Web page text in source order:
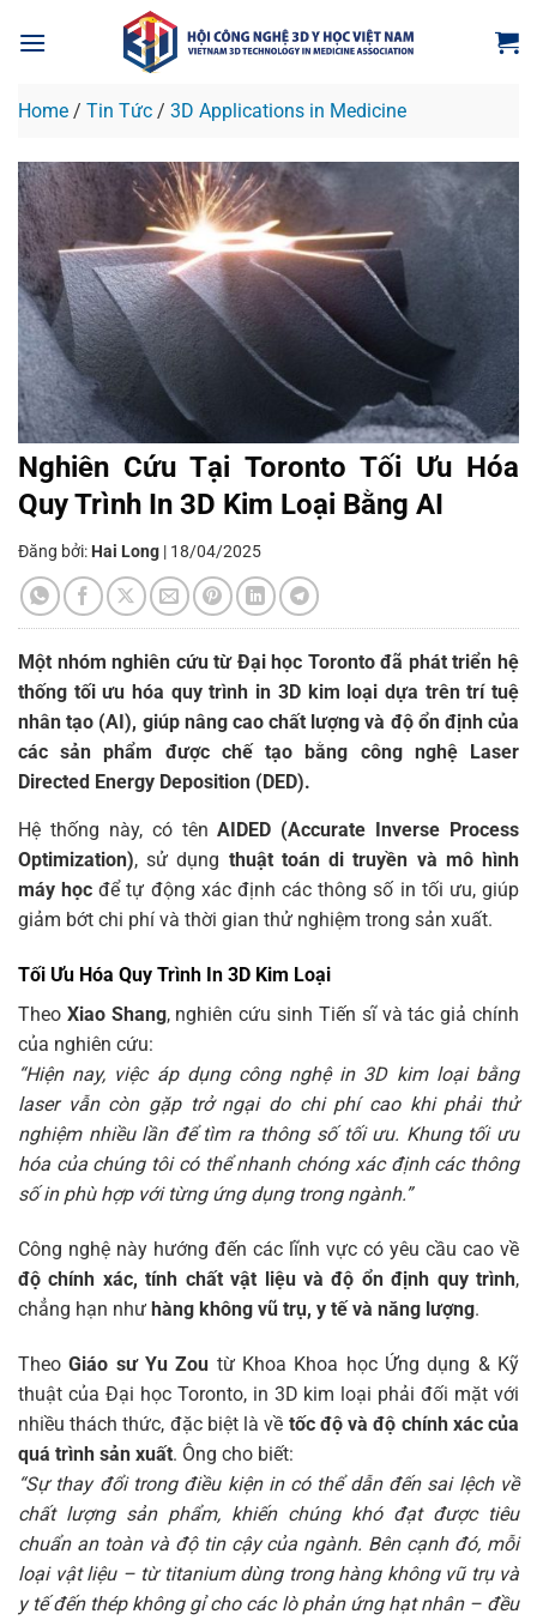
Home / Tin Tức / 3D Applications in Medicine
Nghiên Cứu Tại Toronto Tối Ưu Hóa
Quy Trình In 3D Kim Loại Bằng AI
Đăng bởi: Hai Long | 18/04/2025
Một nhóm nghiên cứu từ Đại học Toronto đã phát triển hệ
thống tối ưu hóa quy trình in 3D kim loại dựa trên trí tuệ
nhân tạo (AI), giúp nâng cao chất lượng và độ ổn định của
các sản phẩm được chế tạo bằng công nghệ Laser
Directed Energy Deposition (DED).
Hệ thống này, có tênAIDED (Accurate Inverse Process
Optimization), sử dụng thuật toán di truyền và mô hình
máy học để tự động xác định các thông số in tối ưu, giúp
giảm bớt chi phí và thời gian thử nghiệm trong sản xuất.
Tối Ưu Hóa Quy Trình In 3D Kim Loại
Theo Xiao Shang, nghiên cứu sinh Tiến sĩ và tác giả chính
của nghiên cứu:
“Hiện nay, việc áp dụng công nghệ in 3D kim loại bằng
laser vẫn còn gặp trở ngại do chi phí cao khi phải thử
nghiệm nhiều lần để tìm ra thông số tối ưu. Khung tối ưu
hóa của chúng tôi có thể nhanh chóng xác định các thông
số in phù hợp với từng ứng dụng trong ngành.”
Công nghệ này hướng đến các lĩnh vực có yêu cầu cao về
độ chính xác, tính chất vật liệu và độ ổn định quy trình,
chẳng hạn như hàng không vũ trụ, y tế và năng lượng.
TheoGiáo sư Yu Zou từ Khoa Khoa học Ứng dụng & Kỹ
thuật của Đại học Toronto, in 3D kim loại phải đối mặt với
nhiều thách thức, đặc biệt là về tốc độ và độ chính xác của
quá trình sản xuất. Ông cho biết:
“Sự thay đổi trong điều kiện in có thể dẫn đến sai lệch về
chất lượng sản phẩm, khiến chúng khó đạt được tiêu
chuẩn an toàn và độ tin cậy của ngành. Bên cạnh đó, mỗi
loại vật liệu – từ titanium dùng trong hàng không vũ trụ và
y tế đến thép không gỉ cho các lò phản ứng hạt nhân – đều